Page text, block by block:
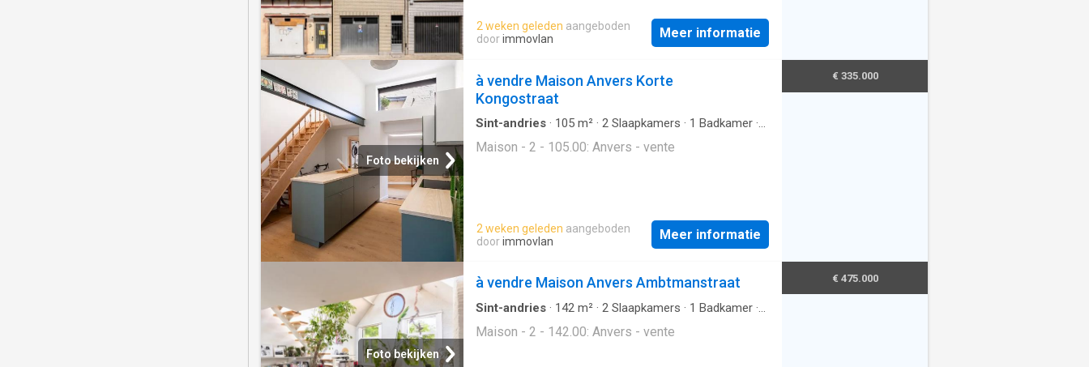
2 weken geleden aangeboden
doorimmovlan Meer informatie
Foto bekijken
à vendre Maison Anvers Korte
Kongostraat
Sint-andries · 105 m² · 2 Slaapkamers · 1 Badkamer ·
Maison - 2 - 105.00: Anvers - vente
2 weken geleden aangeboden
doorimmovlan Meer informatie
€ 335.000
Foto bekijken
à vendre Maison Anvers Ambtmanstraat
Sint-andries · 142 m² · 2 Slaapkamers · 1 Badkamer ·
Maison - 2 - 142.00: Anvers - vente
€ 475.000